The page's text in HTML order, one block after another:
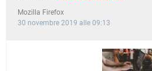
Mozilla Firefox
30 novembre 2019 alle 09:13